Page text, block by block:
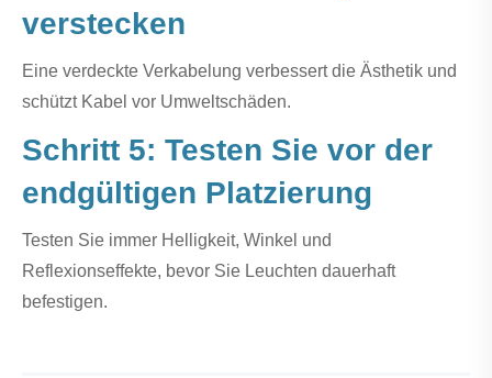
verstecken
Eine verdeckte Verkabelung verbessert die Ästhetik und
schützt Kabel vor Umweltschäden.
Schritt 5: Testen Sie vor der
endgültigen Platzierung
Testen Sie immer Helligkeit, Winkel und
Reflexionseffekte, bevor Sie Leuchten dauerhaft
befestigen.